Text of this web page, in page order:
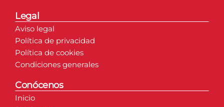
Legal
Aviso legal
Política de privacidad
Política de cookies
Condiciones generales
Conócenos
Inicio